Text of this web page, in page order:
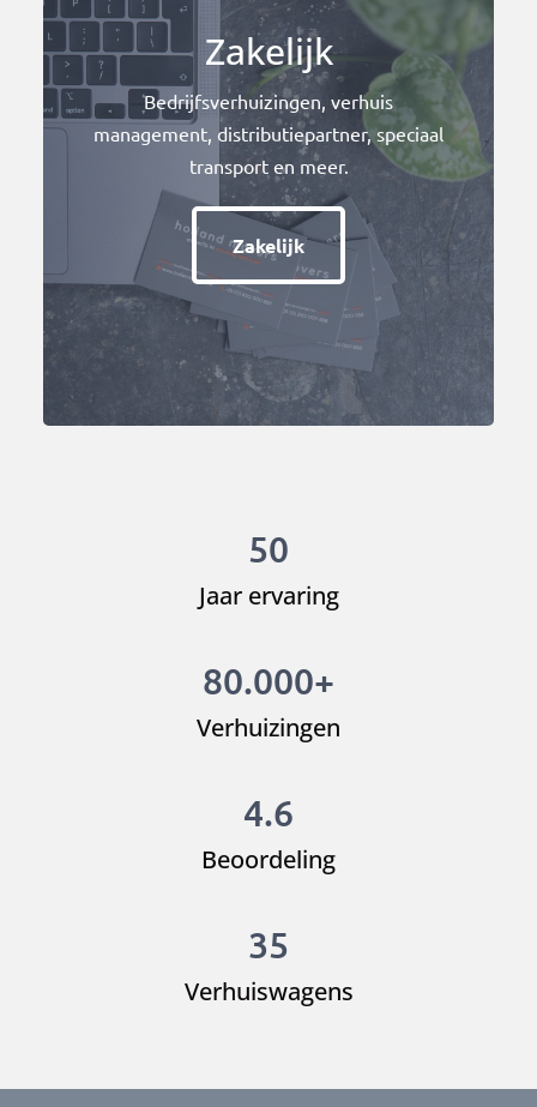
Zakelijk
Bedrijfsverhuizingen, verhuis
management, distributiepartner, speciaal
transport en meer.
Zakelijk
50
Jaar ervaring
80.000+
Verhuizingen
4.6
Beoordeling
35
Verhuiswagens